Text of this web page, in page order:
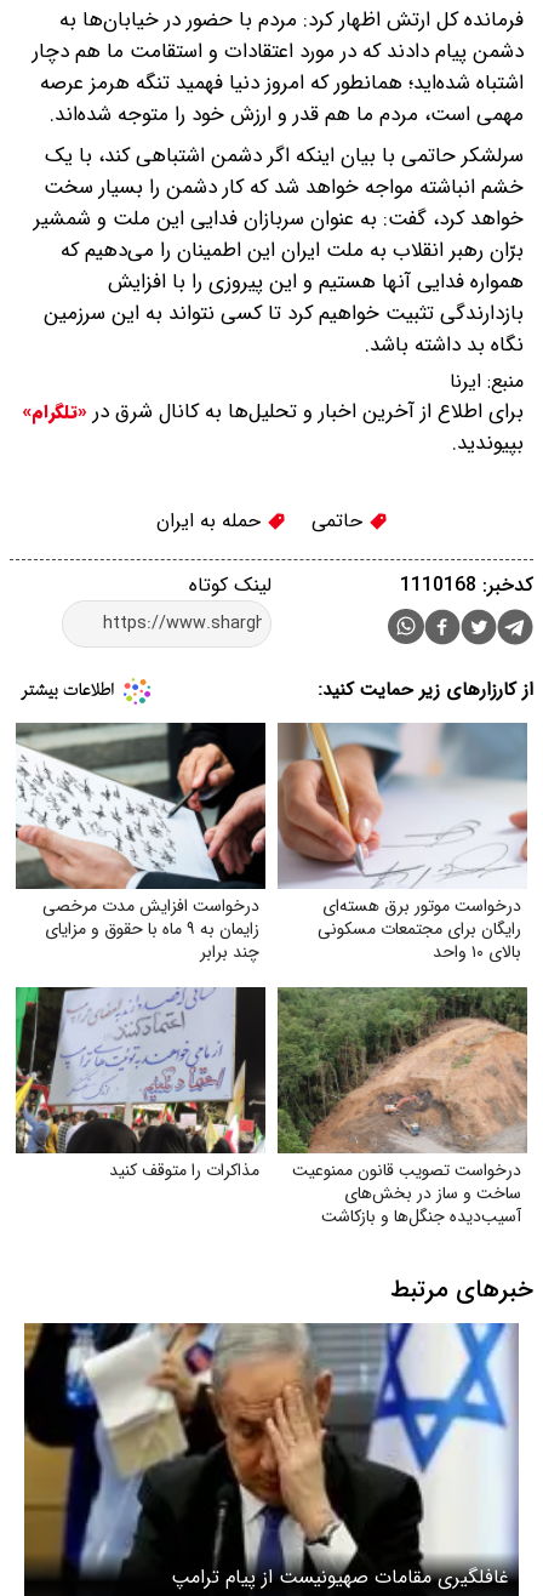
فرمانده کل ارتش اظهار کرد: مردم با حضور در خیابان‌ها به
دشمن پیام دادند که در مورد اعتقادات و استقامت ما هم دچار
اشتباه شده‌اید؛ همانطور که امروز دنیا فهمید تنگه هرمز عرصه
مهمی است، مردم ما هم قدر و ارزش خود را متوجه شده‌اند.
سرلشکر حاتمی با بیان اینکه اگر دشمن اشتباهی کند، با یک
خشم انباشته مواجه خواهد شد که کار دشمن را بسیار سخت
خواهد کرد، گفت: به عنوان سربازان فدایی این ملت و شمشیر
برّان رهبر انقلاب به ملت ایران این اطمینان را می‌دهیم که
همواره فدایی آنها هستیم و این پیروزی را با افزایش
بازدارندگی تثبیت خواهیم کرد تا کسی نتواند به این سرزمین
نگاه بد داشته باشد.
منبع: ایرنا
برای اطلاع از آخرین اخبار و تحلیل‌ها به کانال شرق در «تلگرام»
بپیوندید.
حاتمی حمله به ایران
لینک کوتاه کدخبر: 1110168
از کارزارهای زیر حمایت کنید:
درخواست موتور برق هسته‌ای
رایگان برای مجتمعات مسکونی
بالای ۱۰ واحد
درخواست افزایش مدت مرخصی
زایمان به ۹ ماه با حقوق و مزایای
چند برابر
درخواست تصویب قانون ممنوعیت
ساخت و ساز در بخش‌های
آسیب‌دیده جنگل‌ها و بازکاشت
مذاکرات را متوقف کنید
خبرهای مرتبط
غافلگیری مقامات صهیونیست از پیام ترامپ